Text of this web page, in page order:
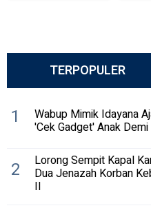
TERPOPULER
1 Wabup Mimik Idayana
'Cek Gadget' Anak
2 Lorong Sempit Kapal
Dua Jenazah Korban
II